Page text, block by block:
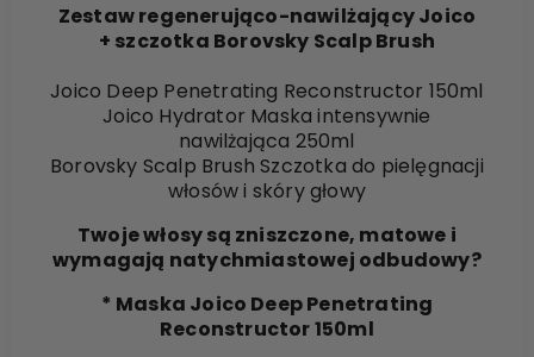
Zestaw regenerująco-nawilżający Joico
+ szczotka Borovsky Scalp Brush
Joico Deep Penetrating Reconstructor 150ml
Joico Hydrator Maska intensywnie
nawilżająca 250ml
Borovsky Scalp Brush Szczotka do pielęgnacji
włosów i skóry głowy
Twoje włosy są zniszczone, matowe i
wymagają natychmiastowej odbudowy?
* Maska Joico Deep Penetrating
Reconstructor 150ml